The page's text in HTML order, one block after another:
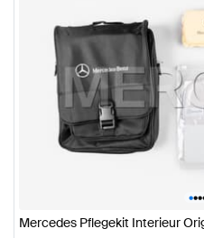
•••
Mercedes Pflegekit Interieur